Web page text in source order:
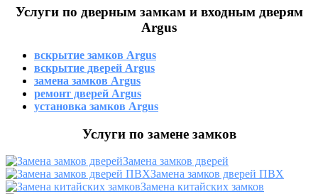
Услуги по дверным замкам и входным дверям
Argus
вскрытие замков Argus
вскрытие дверей Argus
замена замков Argus
ремонт дверей Argus
установка замков Argus
Услуги по замене замков
Замена замков дверей
Замена замков дверей ПВХ
Замена китайских замков